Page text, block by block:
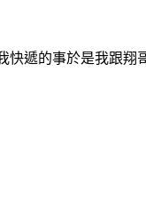
快遞的事於是我跟翔